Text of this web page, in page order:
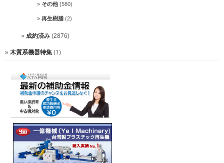
その他(580)
再生樹脂 (2)
成約済み (2876)
木質系機器特集 (1)